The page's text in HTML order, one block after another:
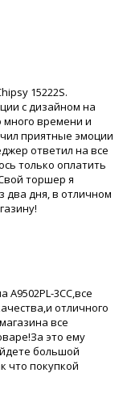
15222S.
с дизайном на
много времени и
приятные эмоции
ответил на все
только оплатить
торшер я
два дня, в отличном
3CC,все
отличного
все
это ему
большой
что покупкой